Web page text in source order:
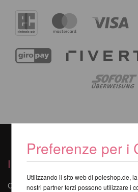
I nostri servizi
Contatti
Preferenze per i
Utilizzando il sito web di poleshop.de,
nostri partner terzi possono utilizzare i